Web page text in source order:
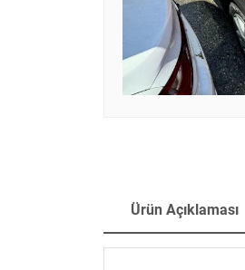
Ürün Açıklaması